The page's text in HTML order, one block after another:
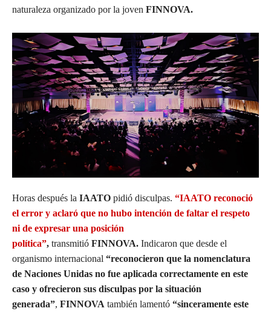
naturaleza organizado por la joven FINNOVA.
Horas después la IAATO pidió disculpas. “IAATO reconoció
el error y aclaró que no hubo intención de faltar el respeto
ni de expresar una posición
política”, transmitió FINNOVA. Indicaron que desde el
organismo internacional “reconocieron que la nomenclatura
de Naciones Unidas no fue aplicada correctamente en este
caso y ofrecieron sus disculpas por la situación
generada”, FINNOVA también lamentó “sinceramente este